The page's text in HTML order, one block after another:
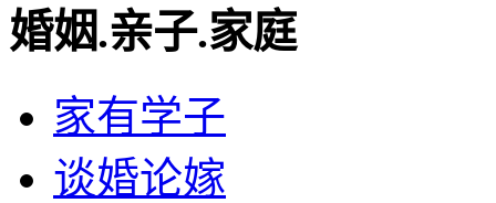
婚姻.亲子.家庭
家有学子
谈婚论嫁